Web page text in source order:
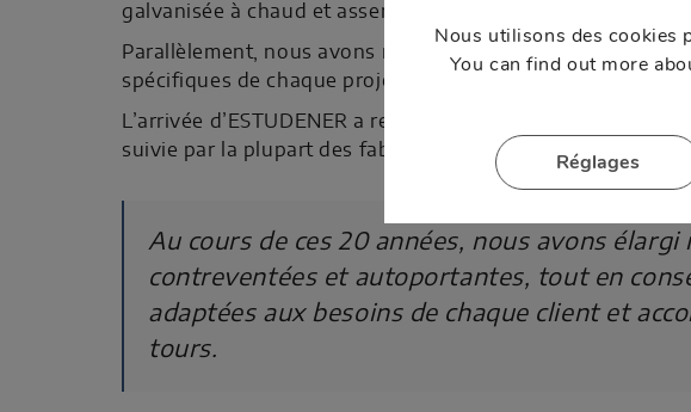
galvanisée à chaud et assemblée à l’aide d’un système
Parallèlement, nous avons mis en place notre propre
spécifiques de chaque projet.
L’arrivée d’ESTUDENER a représenté une véritable
suivie par la plupart des fabricants européens.
Au cours de ces 20 années, nous avons
contreventées et autoportantes, tout en
adaptées aux besoins de chaque client et
tours.
Nous utilisons des cookies
You can find out more
Réglages